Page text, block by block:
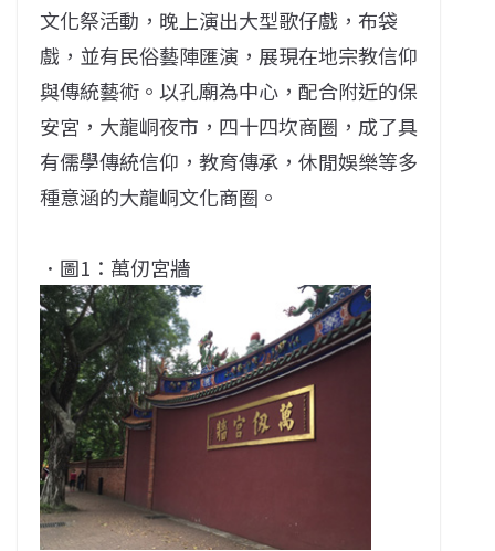
文化祭活動，晚上演出大型歌仔戲，布袋
戲，並有民俗藝陣匯演，展現在地宗教信仰
與傳統藝術。以孔廟為中心，配合附近的保
安宮，大龍峒夜市，四十四坎商圈，成了具
有儒學傳統信仰，教育傳承，休閒娛樂等多
種意涵的大龍峒文化商圈。
．圖1：萬仞宮牆